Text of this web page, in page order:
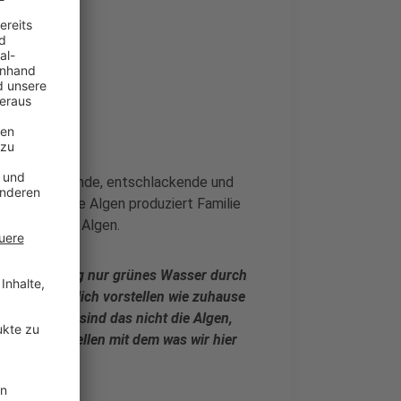
entschlackende und
diese Algen produziert Familie
Algen.
ganzen Tag nur grünes Wasser durch
hier ähnlich vorstellen wie zuhause
Natürlich sind das nicht die Algen,
das vorstellen mit dem was wir hier